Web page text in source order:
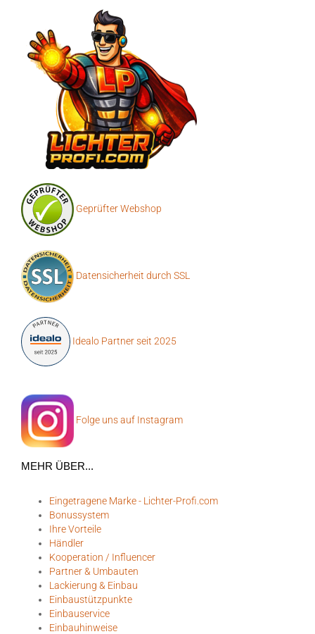
Geprüfter Webshop
Datensicherheit durch SSL
Idealo Partner seit 2025
Folge uns auf Instagram
MEHR ÜBER...
Eingetragene Marke - Lichter-Profi.com
Bonussystem
Ihre Vorteile
Händler
Kooperation / Influencer
Partner & Umbauten
Lackierung & Einbau
Einbaustützpunkte
Einbauservice
Einbauhinweise